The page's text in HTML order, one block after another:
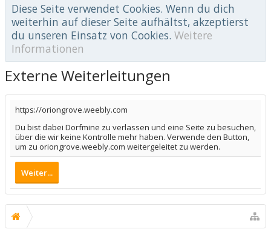
Diese Seite verwendet Cookies. Wenn du dich
weiterhin auf dieser Seite aufhältst, akzeptierst
du unseren Einsatz von Cookies. Weitere
Informationen
Externe Weiterleitungen
https://oriongrove.weebly.com
Du bist dabei Dorfmine zu verlassen und eine Seite zu besuchen,
über die wir keine Kontrolle mehr haben. Verwende den Button,
um zu oriongrove.weebly.com weitergeleitet zu werden.
Weiter...